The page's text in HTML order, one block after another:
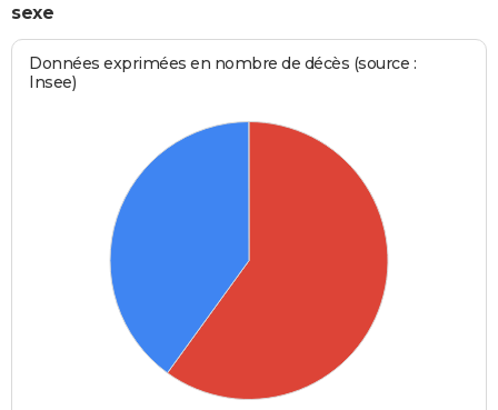
sexe
Données exprimées en nombre de décès (source :
Insee)